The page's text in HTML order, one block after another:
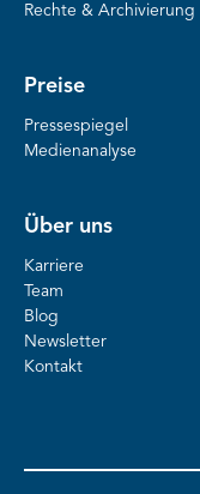
Rechte & Archivierung
Preise
Pressespiegel
Medienanalyse
Über uns
Karriere
Team
Blog
Newsletter
Kontakt